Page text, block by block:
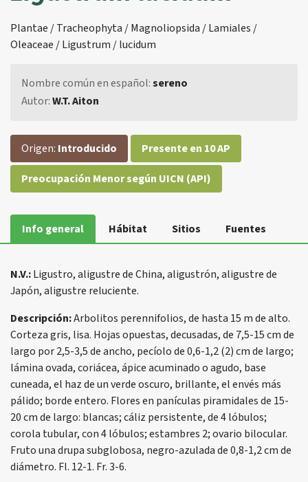
Plantae / Tracheophyta / Magnoliopsida / Lamiales /
Oleaceae / Ligustrum / lucidum
Nombre común en español:sereno
Autor:W.T. Aiton
Origen: Introducido
Presente en 10 AP
Preocupación Menor según UICN (API)
Info general Hábitat Sitios Fuentes
N.V.:Ligustro, aligustre de China, aligustrón, aligustre de
Japón, aligustre reluciente.
Descripción:Arbolitos perennifolios, de hasta 15 m de alto.
Corteza gris, lisa. Hojas opuestas, decusadas, de 7,5-15 cm de
largo por 2,5-3,5 de ancho, pecíolo de 0,6-1,2 (2) cm de largo;
lámina ovada, coriácea, ápice acuminado o agudo, base
cuneada, el haz de un verde oscuro, brillante, el envés más
pálido; borde entero. Flores en panículas piramidales de 15-
20 cm de largo: blancas; cáliz persistente, de 4 lóbulos;
corola tubular, con 4 lóbulos; estambres 2; ovario bilocular.
Fruto una drupa subglobosa, negro-azulada de 0,8-1,2 cm de
diámetro. Fl. 12-1. Fr. 3-6.